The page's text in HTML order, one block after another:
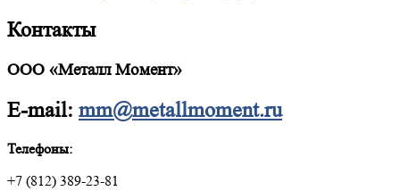
Контакты
ООО «Металл Момент»
E-mail: mm@metallmoment.ru
Телефоны:
+7 (812) 389-23-81